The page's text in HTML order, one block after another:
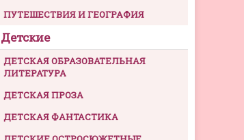
ПУТЕШЕСТВИЯ И ГЕОГРАФИЯ
Детские
ДЕТСКАЯ ОБРАЗОВАТЕЛЬНАЯ
ЛИТЕРАТУРА
ДЕТСКАЯ ПРОЗА
ДЕТСКАЯ ФАНТАСТИКА